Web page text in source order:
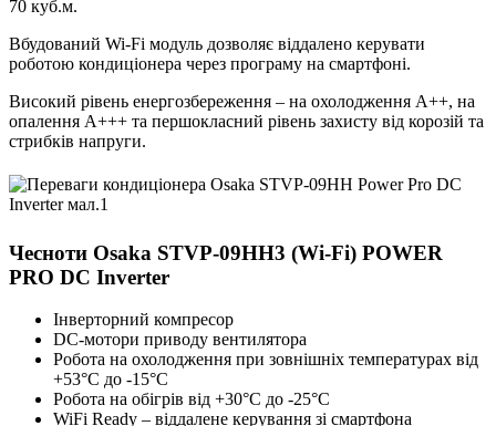
70 куб.м.
Вбудований Wi-Fi модуль дозволяє віддалено керувати
роботою кондиціонера через програму на смартфоні.
Високий рівень енергозбереження – на охолодження А++, на
опалення А+++ та першокласний рівень захисту від корозій та
стрибків напруги.
Чесноти Osaka STVP-09HH3 (Wi-Fi) POWER
PRO DC Inverter
Інверторний компресор
DC-мотори приводу вентилятора
Робота на охолодження при зовнішніх температурах від
+53°С до -15°С
Робота на обігрів від +30°С до -25°С
WiFi Ready – віддалене керування зі смартфона